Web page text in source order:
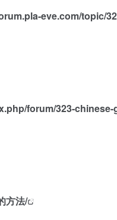
eve.com/topic/
forum/323-chinese-
方法/